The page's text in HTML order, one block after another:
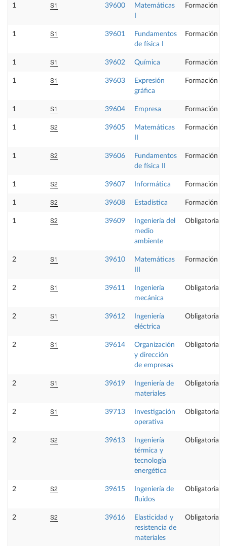
1 S1 39600
Matemáticas
Formación
1 S1 39601
Fundamentos
de física I
Formación
1 S1 39602 Química Formación
1 S1 39603
Expresión
gráfica
Formación
1 S1 39604 Empresa Formación
1 S2 39605
Matemáticas
Formación
1 S2 39606
Fundamentos
de física II
Formación
1 S2 39607 Informática Formación
1 S2 39608 Estadística Formación
1 S2 39609
Ingeniería del
medio
ambiente
Obligatoria
2 S1 39610
Matemáticas
Formación
2 S1 39611
Ingeniería
mecánica
Obligatoria
2 S1 39612
Ingeniería
eléctrica
Obligatoria
2 S1 39614
Organización
y dirección
de empresas
Obligatoria
2 S1 39619
Ingeniería de
materiales
Obligatoria
2 S1 39713
Investigación
operativa
Obligatoria
2 S2 39613
Ingeniería
térmica y
tecnología
energética
Obligatoria
2 S2 39615
Ingeniería de
fluidos
Obligatoria
2 S2 39616
Elasticidad y
resistencia de
materiales
Obligatoria